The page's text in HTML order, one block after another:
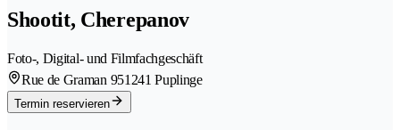
Shootit, Cherepanov
Foto-, Digital- und Filmfachgeschäft
Rue de Graman 951241 Puplinge
Termin reservieren